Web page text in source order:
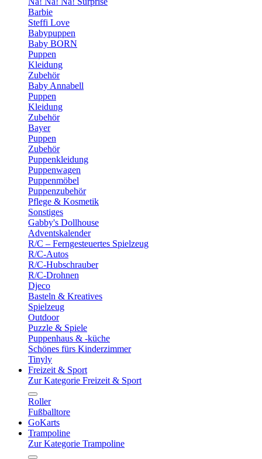
Barbie
Steffi Love
Babypuppen
Baby BORN
Puppen
Kleidung
Zubehör
Baby Annabell
Puppen
Kleidung
Zubehör
Bayer
Puppen
Zubehör
Puppenkleidung
Puppenwagen
Puppenmöbel
Puppenzubehör
Pflege & Kosmetik
Sonstiges
Gabby's Dollhouse
Adventskalender
R/C – Ferngesteuertes Spielzeug
R/C-Autos
R/C-Hubschrauber
R/C-Drohnen
Djeco
Basteln & Kreatives
Spielzeug
Outdoor
Puzzle & Spiele
Puppenhaus & -küche
Schönes fürs Kinderzimmer
Tinyly
Freizeit & Sport
Zur Kategorie Freizeit & Sport
Roller
Fußballtore
GoKarts
Trampoline
Zur Kategorie Trampoline